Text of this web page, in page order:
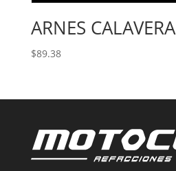
ARNES CALAVERA
$89.38